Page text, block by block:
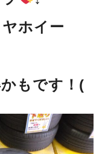
ホイー
もです！(